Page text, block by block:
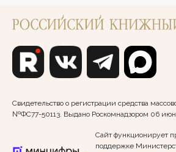
Свидетельство о регистрации средства
№ФС77-50113. Выдано Роскомнадзором 06
Сайт функционирует
поддержке